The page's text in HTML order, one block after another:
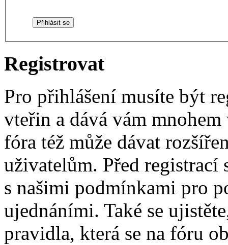
Registrovat
Pro přihlášení musíte být
vteřin a dává vám
fóra též může dávat
uživatelům. Před registrací
s našimi podmínkami pro
ujednáními. Také se
pravidla, která se na fóru